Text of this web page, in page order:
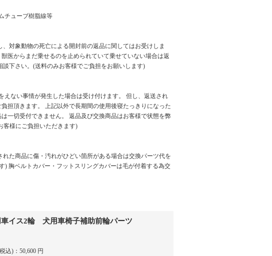
チューブ樹脂線等
対象動物の死亡による開封前の返品に関してはお受けしま
医からまだ乗せるのを止められていて乗せていない場合は返
下さい。(送料のみお客様でご負担をお願いします)
ない事情が発生した場合は受け付けます。 但し、返送され
担頂きます。 上記以外で長期間の使用後寝たっきりになった
一切受付できません。 返品及び交換商品はお客様で状態を弊
客様にご負担いただきます)
た商品に傷・汚れがひどい箇所がある場合は交換パーツ代を
) 胸ベルトカバー・フットスリングカバーは毛が付着する為交
イス2輪 犬用車椅子補助前輪パーツ
込)：50,600 円